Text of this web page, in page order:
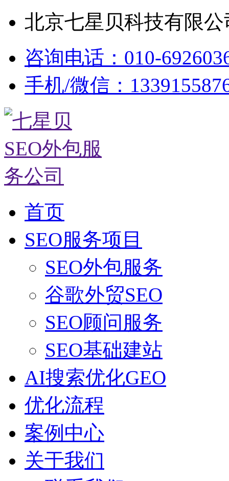
北京七星贝科技有限
咨询电话：010-
手机/微信：
首页
SEO服务项目
SEO外包服务
谷歌外贸SEO
SEO顾问服务
SEO基础建站
AI搜索优化GEO
优化流程
案例中心
关于我们